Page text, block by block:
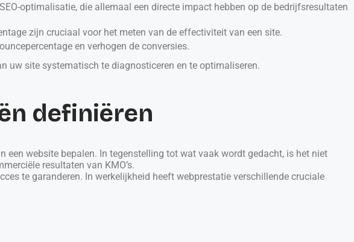
optimalisatie, die allemaal een directe impact hebben op de bedrijfsresultaten
zijn cruciaal voor het meten van de effectiviteit van een site.
en verhogen de conversies.
uw site systematisch te diagnosticeren en te optimaliseren.
definiëren
website bepalen. In tegenstelling tot wat vaak wordt gedacht, is het niet
resultaten van KMO’s.
te garanderen. In werkelijkheid heeft webprestatie verschillende cruciale